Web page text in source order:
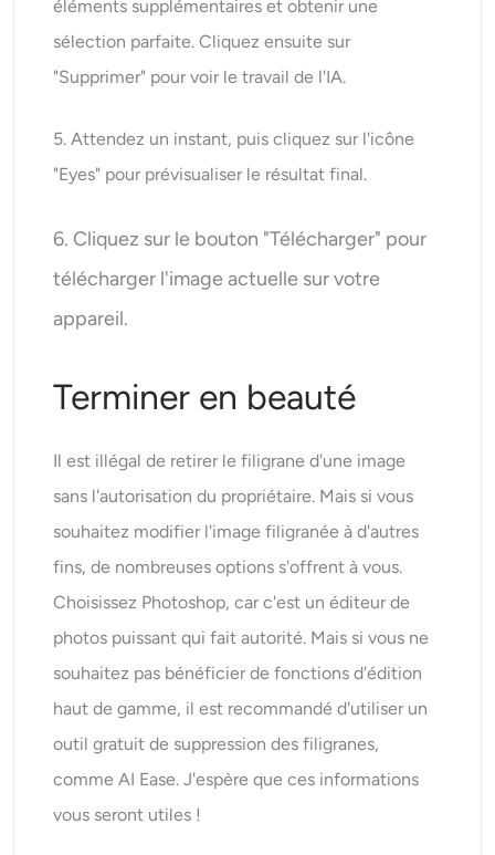
éléments supplémentaires et obtenir une
sélection parfaite. Cliquez ensuite sur
"Supprimer" pour voir le travail de l'IA.
5. Attendez un instant, puis cliquez sur l'icône
"Eyes" pour prévisualiser le résultat final.
6. Cliquez sur le bouton "Télécharger" pour
télécharger l'image actuelle sur votre
appareil.
Terminer en beauté
Il est illégal de retirer le filigrane d'une image
sans l'autorisation du propriétaire. Mais si vous
souhaitez modifier l'image filigranée à d'autres
fins, de nombreuses options s'offrent à vous.
Choisissez Photoshop, car c'est un éditeur de
photos puissant qui fait autorité. Mais si vous ne
souhaitez pas bénéficier de fonctions d'édition
haut de gamme, il est recommandé d'utiliser un
outil gratuit de suppression des filigranes,
comme AI Ease. J'espère que ces informations
vous seront utiles !